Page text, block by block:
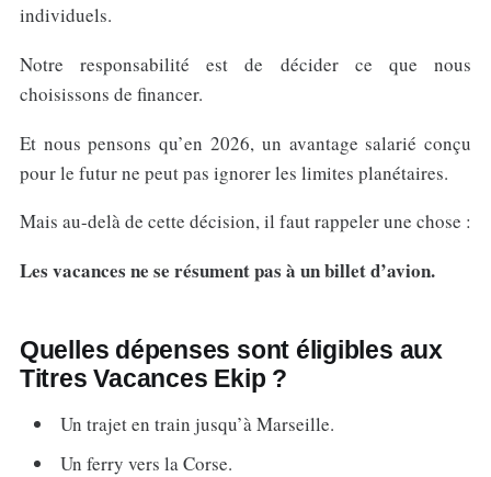
individuels.
Notre responsabilité est de décider ce que nous
choisissons de financer.
Et nous pensons qu’en 2026, un avantage salarié conçu
pour le futur ne peut pas ignorer les limites planétaires.
Mais au-delà de cette décision, il faut rappeler une chose :
Les vacances ne se résument pas à un billet d’avion.
Quelles dépenses sont éligibles aux
Titres Vacances Ekip ?
Un trajet en train jusqu’à Marseille.
Un ferry vers la Corse.